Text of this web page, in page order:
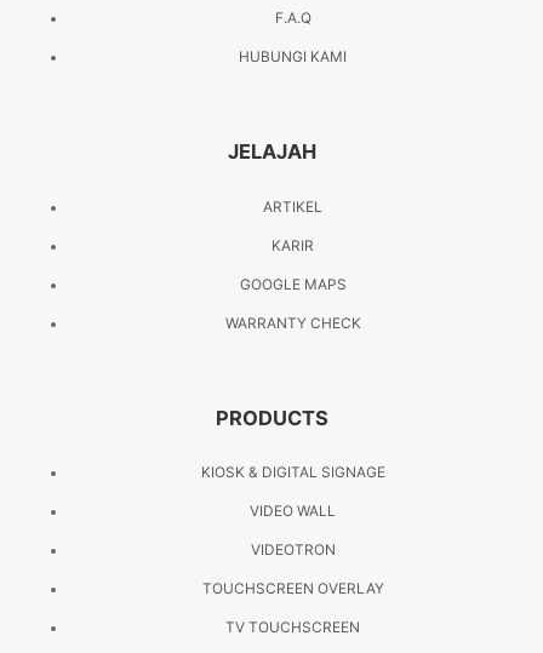
F.A.Q
HUBUNGI KAMI
JELAJAH
ARTIKEL
KARIR
GOOGLE MAPS
WARRANTY CHECK
PRODUCTS
KIOSK & DIGITAL SIGNAGE
VIDEO WALL
VIDEOTRON
TOUCHSCREEN OVERLAY
TV TOUCHSCREEN